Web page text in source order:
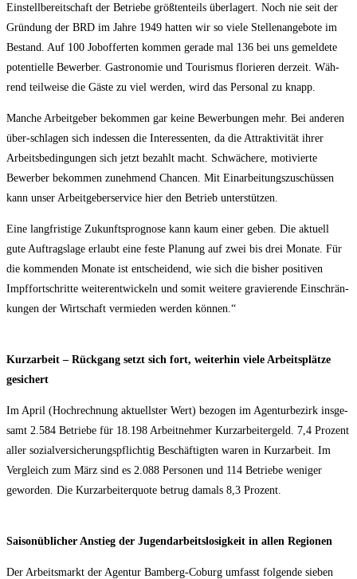
Ein­stell­be­reit­schaft der Betrie­be größ­ten­teils über­la­gert. Noch nie seit der
Grün­dung der BRD im Jah­re 1949 hat­ten wir so vie­le Stel­len­an­ge­bo­te im
Bestand. Auf 100 Job­of­fer­ten kom­men gera­de mal 136 bei uns gemel­de­te
poten­ti­el­le Bewer­ber. Gas­tro­no­mie und Tou­ris­mus flo­rie­ren der­zeit. Wäh­
rend teil­wei­se die Gäs­te zu viel wer­den, wird das Per­so­nal zu knapp.
Man­che Arbeit­ge­ber bekom­men gar kei­ne Bewer­bun­gen mehr. Bei ande­ren
über-schla­gen sich indes­sen die Inter­es­sen­ten, da die Attrak­ti­vi­tät ihrer
Arbeits­be­din­gun­gen sich jetzt bezahlt macht. Schwä­che­re, moti­vier­te
Bewer­ber bekom­men zuneh­mend Chan­cen. Mit Ein­ar­bei­tungs­zu­schüs­sen
kann unser Arbeit­ge­ber­ser­vice hier den Betrieb unterstützen.
Eine lang­fris­ti­ge Zukunfts­pro­gno­se kann kaum einer geben. Die aktu­ell
gute Auf­trags­la­ge erlaubt eine fes­te Pla­nung auf zwei bis drei Mona­te. Für
die kom­men­den Mona­te ist ent­schei­dend, wie sich die bis­her posi­ti­ven
Impf­fort­schrit­te wei­ter­ent­wi­ckeln und somit wei­te­re gra­vie­ren­de Ein­schrän­
kun­gen der Wirt­schaft ver­mie­den wer­den können.“
Kurz­ar­beit – Rück­gang setzt sich fort, wei­ter­hin vie­le Arbeits­plät­ze
gesichert
Im April (Hoch­rech­nung aktu­ells­ter Wert) bezo­gen im Agen­tur­be­zirk ins­ge­
samt 2.584 Betrie­be für 18.198 Arbeit­neh­mer Kurz­ar­bei­ter­geld. 7,4 Pro­zent
aller sozi­al­ver­si­che­rungs­pflich­tig Beschäf­tig­ten waren in Kurz­ar­beit. Im
Ver­gleich zum März sind es 2.088 Per­so­nen und 114 Betrie­be weni­ger
gewor­den. Die Kurz­ar­bei­ter­quo­te betrug damals 8,3 Prozent.
Sai­son­üb­li­cher Anstieg der Jugend­ar­beits­lo­sig­keit in allen Regionen
Der Arbeits­markt der Agen­tur Bam­berg-Coburg umfasst fol­gen­de sie­ben